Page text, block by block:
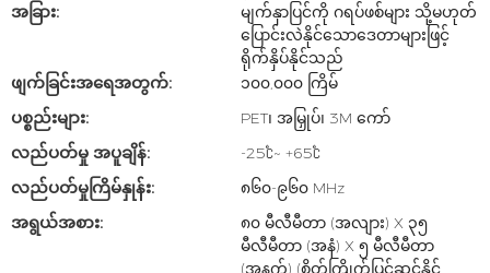
အခြား:
မျက်နှာပြင်ကို ဂရပ်ဖစ်များ သို့မဟုတ်
ပြောင်းလဲနိုင်သောဒေတာများဖြင့်
ရိုက်နှိပ်နိုင်သည်
ဖျက်ခြင်းအရေအတွက်:
၁၀၀,၀၀၀ ကြိမ်
ပစ္စည်းများ:
PET၊ အမြှုပ်၊ 3M ကော်
လည်ပတ်မှု အပူချိန်:
-25℃~ +65℃
လည်ပတ်မှုကြိမ်နှုန်း:
၈၆၀-၉၆၀ MHz
အရွယ်အစား:
၈၀ မီလီမီတာ (အလျား) X ၃၅
မီလီမီတာ (အနံ) X ၅ မီလီမီတာ
(အနက်) (စိတ်ကြိုက်ပြင်ဆင်နိုင်